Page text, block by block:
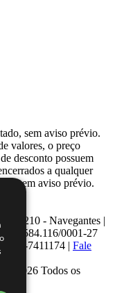
sem aviso prévio.
valores, o preço
desconto possuem
a qualquer
e sem aviso prévio.
Nº 210 - Navegantes |
08.584.116/0001-27
7411174 | Fale
- 2026 Todos os